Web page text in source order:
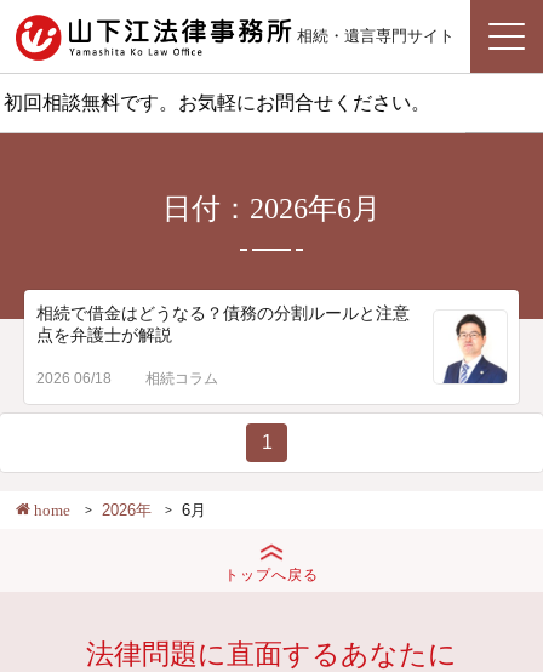
相続・遺言専門サイト
回相談無料です。お気軽にお問合せください。
日付：2026年6月
相続で借金はどうなる？債務の分割ルールと注意
点を弁護士が解説
2026 06/18 相続コラム
1
home 2026年 6月
トップへ戻る
法律問題に直面するあなたに